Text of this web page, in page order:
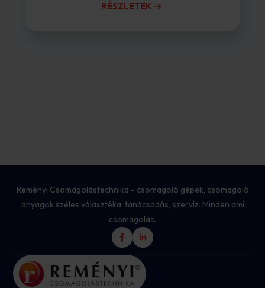
RÉSZLETEK
Reményi Csomagolástechnika - csomagoló gépek, csomagoló
anyagok széles választéka, tanácsadás, szervíz. Minden ami
csomagolás.